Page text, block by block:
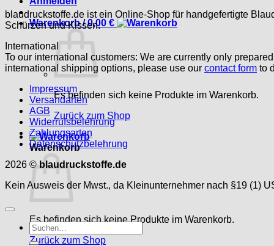
Warenkorb /0,00 €
Es befinden sich keine Produkte im Warenkorb.
Zurück zum Shop
Warenkorb
Es befinden sich keine Produkte im Warenkorb.
Zurück zum Shop
blaudruckstoffe.de ist ein Online-Shop für handgefertigte
Schürzen und Kissen.
International
To our international customers: We are currently only
international shipping options, please use our contact form to
Impressum
Versandarten
AGB
Widerrufsbelehrung
Zahlungsarten
Datenschutzbelehrung
2026 © blaudruckstoffe.de
Kein Ausweis der Mwst., da Kleinunternehmer nach §19 (1)
Suche
nach: